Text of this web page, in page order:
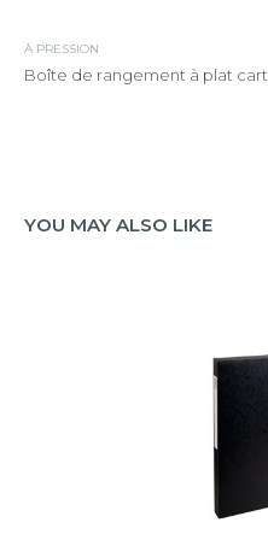
À PRESSION
Boîte de rangement à plat
YOU MAY ALSO LIKE